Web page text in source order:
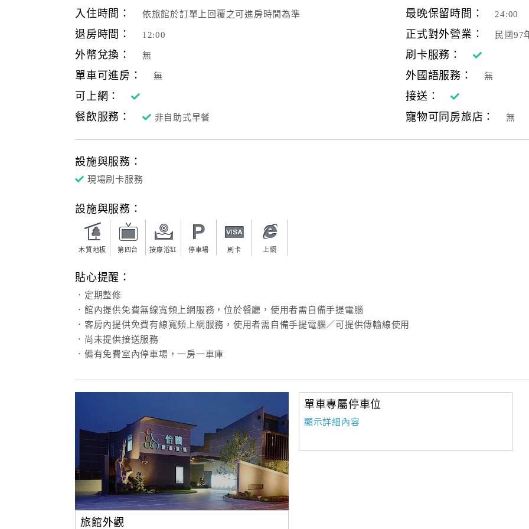
入住時間： 依旅館於訂單上回覆之可進房時間為準 最晚保留時間： 24:00
退房時間： 12:00 正式對外營業： 民國97
外幣兌換： 無
刷卡服務：
單車可進房：
無 外國語服務： 無
可上網：
接送：
餐飲服務：
非自助式早餐 寵物可同房旅店： 無
設施與服務：
現場刷卡服務
設施與服務：
木質地板 第四台 按摩浴缸 停車場 刷卡 上網
貼心提醒：
．定期整修
．館內提供免費無線寬頻上網服務，位於餐廳，使用者需自備手提電腦
．客房內提供免費有線寬頻上網服務，使用者需自備手提電腦／可提供傳輸線使用
．尚未提供接送服務
．備有免費室內停車場，一房一車庫
旅館外觀
單車專屬停車位
顯示詳細內容